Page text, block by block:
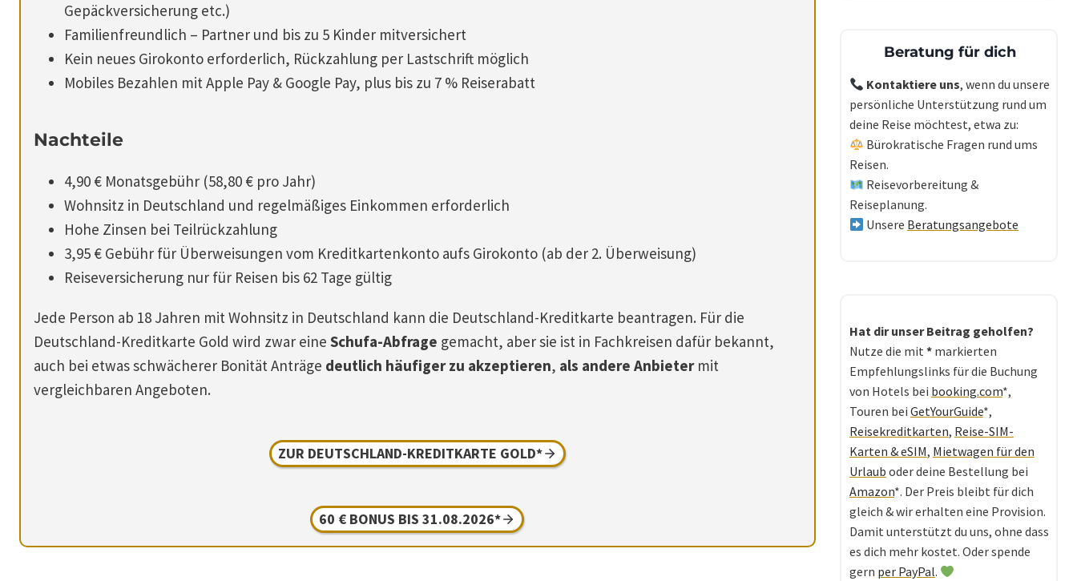
Gepäckversicherung etc.)
Familienfreundlich – Partner und bis zu 5 Kinder mitversichert
Kein neues Girokonto erforderlich, Rückzahlung per Lastschrift möglich
Mobiles Bezahlen mit Apple Pay & Google Pay, plus bis zu 7 % Reiserabatt
Nachteile
4,90 € Monatsgebühr (58,80 € pro Jahr)
Wohnsitz in Deutschland und regelmäßiges Einkommen erforderlich
Hohe Zinsen bei Teilrückzahlung
3,95 € Gebühr für Überweisungen vom Kreditkartenkonto aufs Girokonto (ab der 2. Überweisung)
Reiseversicherung nur für Reisen bis 62 Tage gültig
Jede Person ab 18 Jahren mit Wohnsitz in Deutschland kann die Deutschland-Kreditkarte beantragen. Für die
Deutschland-Kreditkarte Gold wird zwar eine Schufa-Abfrage gemacht, aber sie ist in Fachkreisen dafür bekannt,
auch bei etwas schwächerer Bonität Anträge deutlich häufiger zu akzeptieren, als andere Anbieter mit
vergleichbaren Angeboten.
ZUR DEUTSCHLAND-KREDITKARTE GOLD*
60 € BONUS BIS 31.08.2026*
Beratung für dich
Kontaktiere uns, wenn du unsere
persönliche Unterstützung rund um
deine Reise möchtest, etwa zu:
Bürokratische Fragen rund ums
Reisen.
Reisevorbereitung &
Reiseplanung.
Unsere Beratungsangebote
Hat dir unser Beitrag geholfen?
Nutze die mit *markierten
Empfehlungslinks für die Buchung
von Hotels bei booking.com*,
Touren bei GetYourGuide*,
Reisekreditkarten, Reise-SIM-
Karten & eSIM, Mietwagen für den
Urlaub oder deine Bestellung bei
Amazon*. Der Preis bleibt für dich
gleich & wir erhalten eine Provision.
Damit unterstützt du uns, ohne dass
es dich mehr kostet. Oder spende
gern per PayPal.